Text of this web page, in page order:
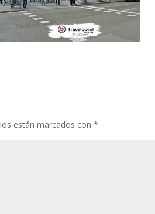
están marcados con*